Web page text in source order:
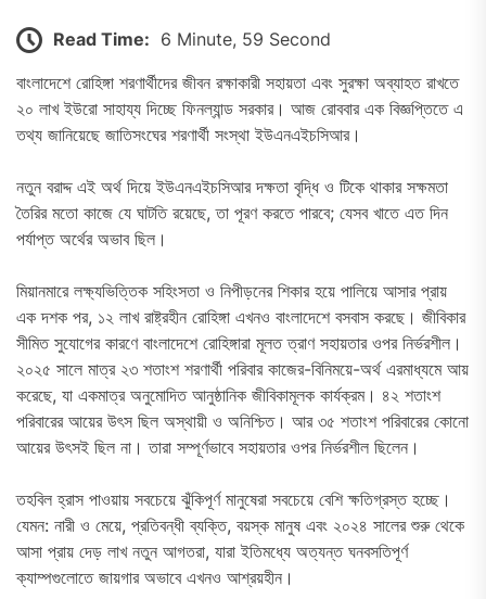
Read Time: 6 Minute, 59 Second
বাংলাদেশে রোহিঙ্গা শরণার্থীদের জীবন রক্ষাকারী সহায়তা এবং সুরক্ষা অব্যাহত রাখতে
২০ লাখ ইউরো সাহায্য দিচ্ছে ফিনল্যান্ড সরকার। আজ রোববার এক বিজ্ঞপ্তিতে এ
তথ্য জানিয়েছে জাতিসংঘের শরণার্থী সংস্থা ইউএনএইচসিআর।
নতুন বরাদ্দ এই অর্থ দিয়ে ইউএনএইচসিআর দক্ষতা বৃদ্ধি ও টিকে থাকার সক্ষমতা
তৈরির মতো কাজে যে ঘাটতি রয়েছে, তা পূরণ করতে পারবে; যেসব খাতে এত দিন
পর্যাপ্ত অর্থের অভাব ছিল।
মিয়ানমারে লক্ষ্যভিত্তিক সহিংসতা ও নিপীড়নের শিকার হয়ে পালিয়ে আসার প্রায়
এক দশক পর, ১২ লাখ রাষ্ট্রহীন রোহিঙ্গা এখনও বাংলাদেশে বসবাস করছে। জীবিকার
সীমিত সুযোগের কারণে বাংলাদেশে রোহিঙ্গারা মূলত ত্রাণ সহায়তার ওপর নির্ভরশীল।
২০২৫ সালে মাত্র ২৩ শতাংশ শরণার্থী পরিবার কাজের-বিনিময়ে-অর্থ এরমাধ্যমে আয়
করেছে, যা একমাত্র অনুমোদিত আনুষ্ঠানিক জীবিকামূলক কার্যক্রম। ৪২ শতাংশ
পরিবারের আয়ের উৎস ছিল অস্থায়ী ও অনিশ্চিত। আর ৩৫ শতাংশ পরিবারের কোনো
আয়ের উৎসই ছিল না। তারা সম্পূর্ণভাবে সহায়তার ওপর নির্ভরশীল ছিলেন।
তহবিল হ্রাস পাওয়ায় সবচেয়ে ঝুঁকিপূর্ণ মানুষেরা সবচেয়ে বেশি ক্ষতিগ্রস্ত হচ্ছে।
যেমন: নারী ও মেয়ে, প্রতিবন্ধী ব্যক্তি, বয়স্ক মানুষ এবং ২০২৪ সালের শুরু থেকে
আসা প্রায় দেড় লাখ নতুন আগতরা, যারা ইতিমধ্যে অত্যন্ত ঘনবসতিপূর্ণ
ক্যাম্পগুলোতে জায়গার অভাবে এখনও আশ্রয়হীন।